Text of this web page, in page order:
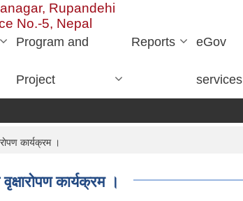
Rupandehi
No.-5, Nepal
Program and
Project
Reports eGov
services
कार्यक्रम ।
कार्यक्रम ।